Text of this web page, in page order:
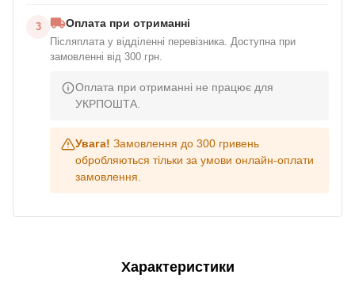
3 Оплата при отриманні
Післяплата у відділенні перевізника. Доступна при
замовленні від 300 грн.
Оплата при отриманні не працює для
УКРПОШТА.
Увага! Замовлення до 300 гривень
обробляються тільки за умови онлайн-оплати
замовлення.
Характеристики